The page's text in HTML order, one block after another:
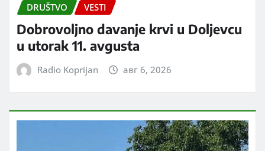
DRUŠTVO VESTI
Dobrovoljno davanje krvi u Doljevcu
u utorak 11. avgusta
Radio Koprijan авг 6, 2026